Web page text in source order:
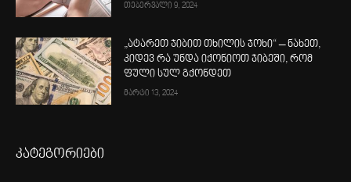
თებერვალი 9, 2024
„ატარეთ ჯიბით თხილის ჯოხი“ – ნახეთ,
კიდევ რა უნდა იქონიოთ ჯიბეში, რომ
ფული სულ გქონდეთ
მარტი 13, 2024
კატეგორიები